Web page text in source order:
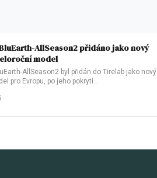
AllSeason2 přidáno jako nový
model
AllSeason2 byl přidán do Tirelab jako nový
pro Evropu, po jeho pokrytí…